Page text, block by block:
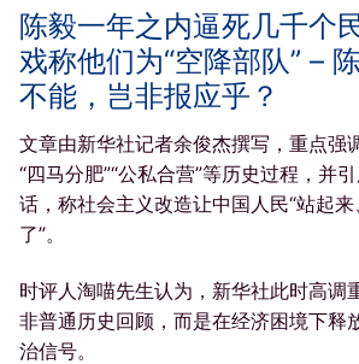
陈毅一年之内逼死几千个
戏称他们为“空降部队” –
不能，岂非报应乎？
文章由新华社记者余俊杰撰写，重点强
“四马分肥”“公私合营”等历史过程，并
话，称社会主义改造让中国人民“站起
了”。
时评人淘喵先生认为，新华社此时高调
非普通历史回顾，而是在经济困境下释
治信号。